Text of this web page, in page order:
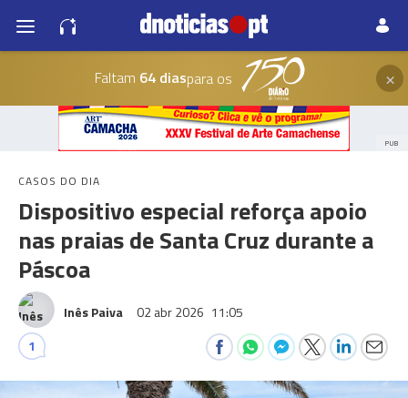
Faltam 64 diaspara os ×
PUB
CASOS DO DIA
Dispositivo especial reforça apoio
nas praias de Santa Cruz durante a
Páscoa
Inês Paiva 02 abr 2026 11:05
1